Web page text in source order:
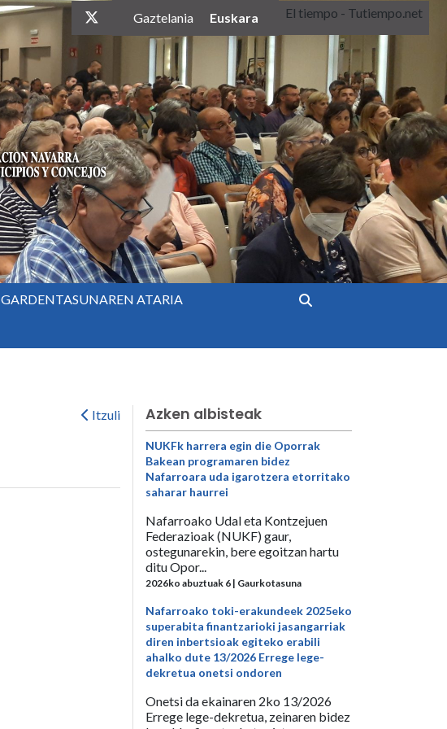
twitter
Gaztelania Euskara El tiempo - Tutiempo.net
GARDENTASUNAREN ATARIA
Itzuli Azken albisteak
NUKFk harrera egin die Oporrak
Bakean programaren bidez
Nafarroara uda igarotzera etorritako
saharar haurrei
Nafarroako Udal eta Kontzejuen
Federazioak (NUKF) gaur,
ostegunarekin, bere egoitzan hartu
ditu Opor...
2026ko abuztuak 6 | Gaurkotasuna
Nafarroako toki-erakundeek 2025eko
superabita finantzarioki jasangarriak
diren inbertsioak egiteko erabili
ahalko dute 13/2026 Errege lege-
dekretua onetsi ondoren
Onetsi da ekainaren 2ko 13/2026
Errege lege-dekretua, zeinaren bidez